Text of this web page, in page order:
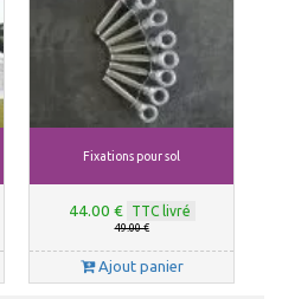
Fixations pour sol
44.00 € TTC livré
49.00 €
Ajout panier